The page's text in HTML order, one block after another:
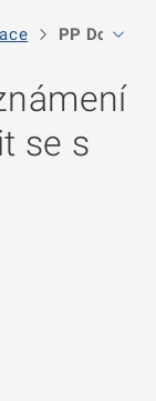
PP Dolejší
se s